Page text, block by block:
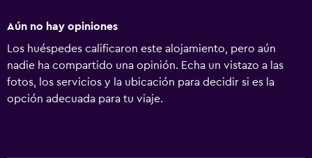
Aún no hay opiniones
Los huéspedes calificaron este alojamiento, pero aún
nadie ha compartido una opinión. Echa un vistazo a las
fotos, los servicios y la ubicación para decidir si es la
opción adecuada para tu viaje.